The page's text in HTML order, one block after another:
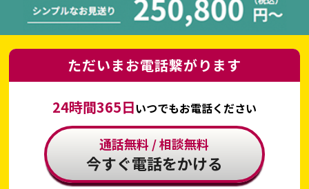
ただいまお電話繋がります
24時間365日いつでもお電話ください
通話無料 / 相談無料
今すぐ電話をかける